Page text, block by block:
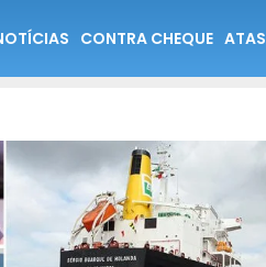
CONTRA CHEQUE ATAS